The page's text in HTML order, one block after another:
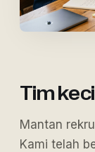
Tim
Mantan
Kami telah